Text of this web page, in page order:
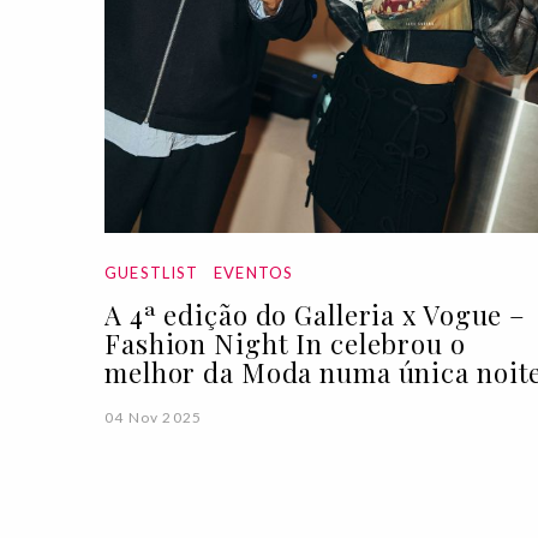
GUESTLIST EVENTOS
A 4ª edição do Galleria x Vogue –
Fashion Night In celebrou o
melhor da Moda numa única
04 Nov 2025